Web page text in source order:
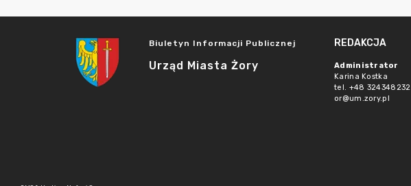
Biuletyn Informacji Publicznej
Urząd Miasta Żory
REDAKCJA
Administrator
Karina Kostka
tel. +48 324348232
or@um.zory.pl